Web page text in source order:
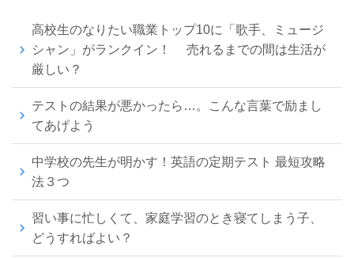
高校生のなりたい職業トップ10に「歌手、ミュージ
シャン」がランクイン！ 売れるまでの間は生活が
厳しい？
テストの結果が悪かったら…。こんな言葉で励まし
てあげよう
中学校の先生が明かす！英語の定期テスト 最短攻略
法３つ
習い事に忙しくて、家庭学習のとき寝てしまう子、
どうすればよい？